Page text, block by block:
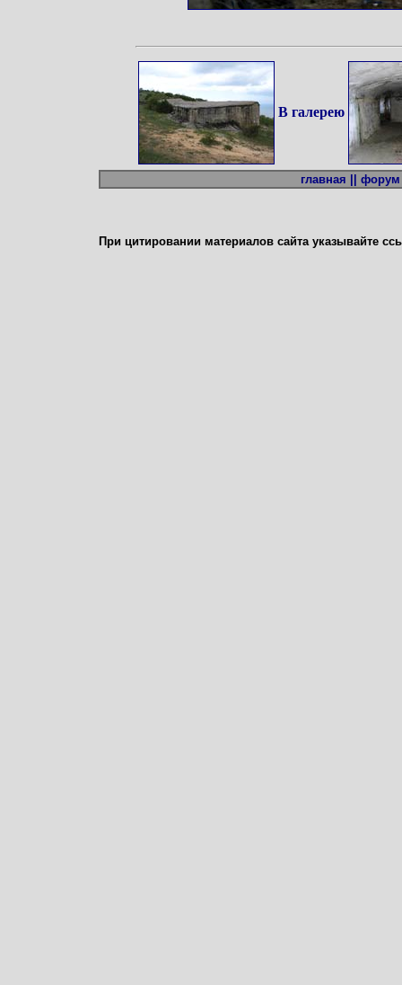
В галерею
главная || форум
При цитировании материалов сайта указывайте